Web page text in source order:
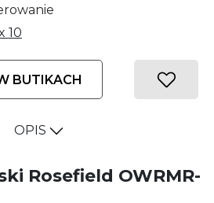
10
BUTIKACH
OPIS
Rosefield OWRMR-